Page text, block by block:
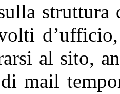
d’ufficio,
al sito,
mail